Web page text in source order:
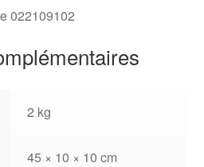
022109102
2 kg
45 × 10 × 10 cm